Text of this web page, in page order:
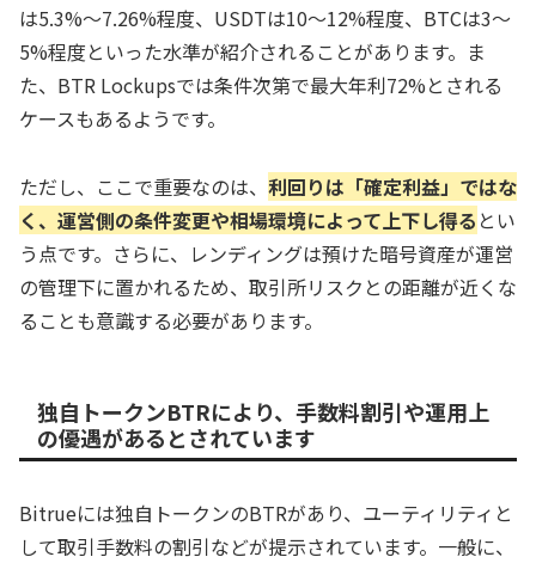
は5.3%〜7.26%程度、USDTは10〜12%程度、BTCは3〜
5%程度といった水準が紹介されることがあります。ま
た、BTR Lockupsでは条件次第で最大年利72%とされる
ケースもあるようです。
ただし、ここで重要なのは、 利回りは「確定利益」ではな
く、運営側の条件変更や相場環境によって上下し得る とい
う点です。さらに、レンディングは預けた暗号資産が運営
の管理下に置かれるため、取引所リスクとの距離が近くな
ることも意識する必要があります。
独自トークンBTRにより、手数料割引や運用上
の優遇があるとされています
Bitrueには独自トークンのBTRがあり、ユーティリティと
して取引手数料の割引などが提示されています。一般に、